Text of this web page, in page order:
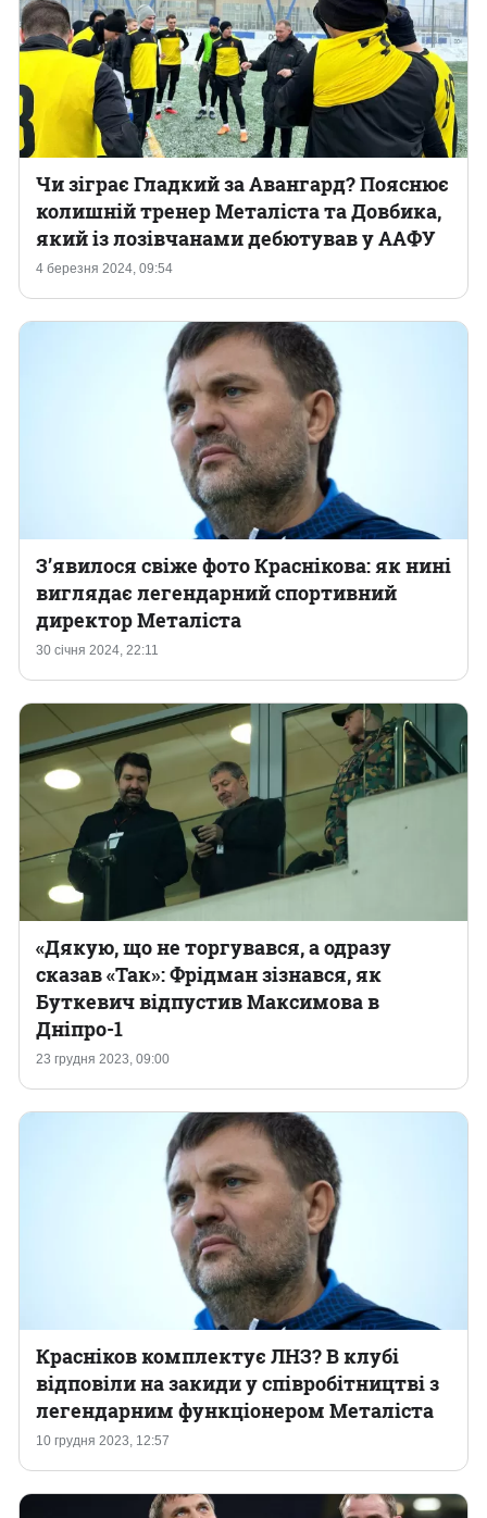
4 березня 2024, 09:54
Чи зіграє Гладкий за Авангард? Пояснює
колишній тренер Металіста та Довбика,
який із лозівчанами дебютував у ААФУ
30 січня 2024, 22:11
З’явилося свіже фото Краснікова: як нині
виглядає легендарний спортивний
директор Металіста
23 грудня 2023, 09:00
«Дякую, що не торгувався, а одразу
сказав «Так»: Фрідман зізнався, як
Буткевич відпустив Максимова в
Дніпро-1
10 грудня 2023, 12:57
Красніков комплектує ЛНЗ? В клубі
відповіли на закиди у співробітництві з
легендарним функціонером Металіста